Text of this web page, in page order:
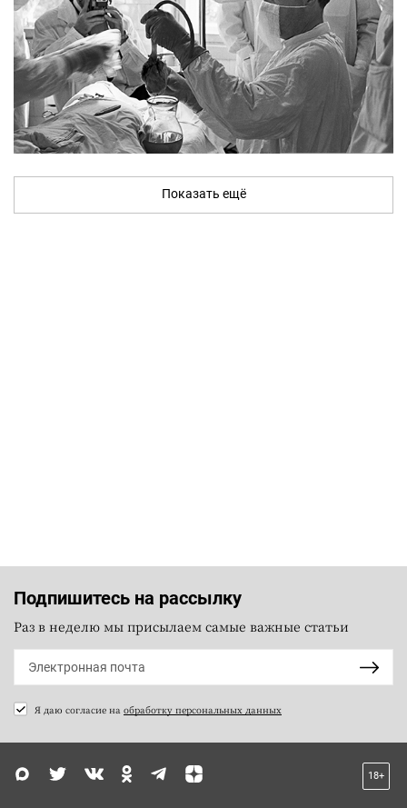
Показать ещё
Подпишитесь на рассылку
Раз в неделю мы присылаем самые важные статьи
Я даю согласие на обработку персональных данных
18+